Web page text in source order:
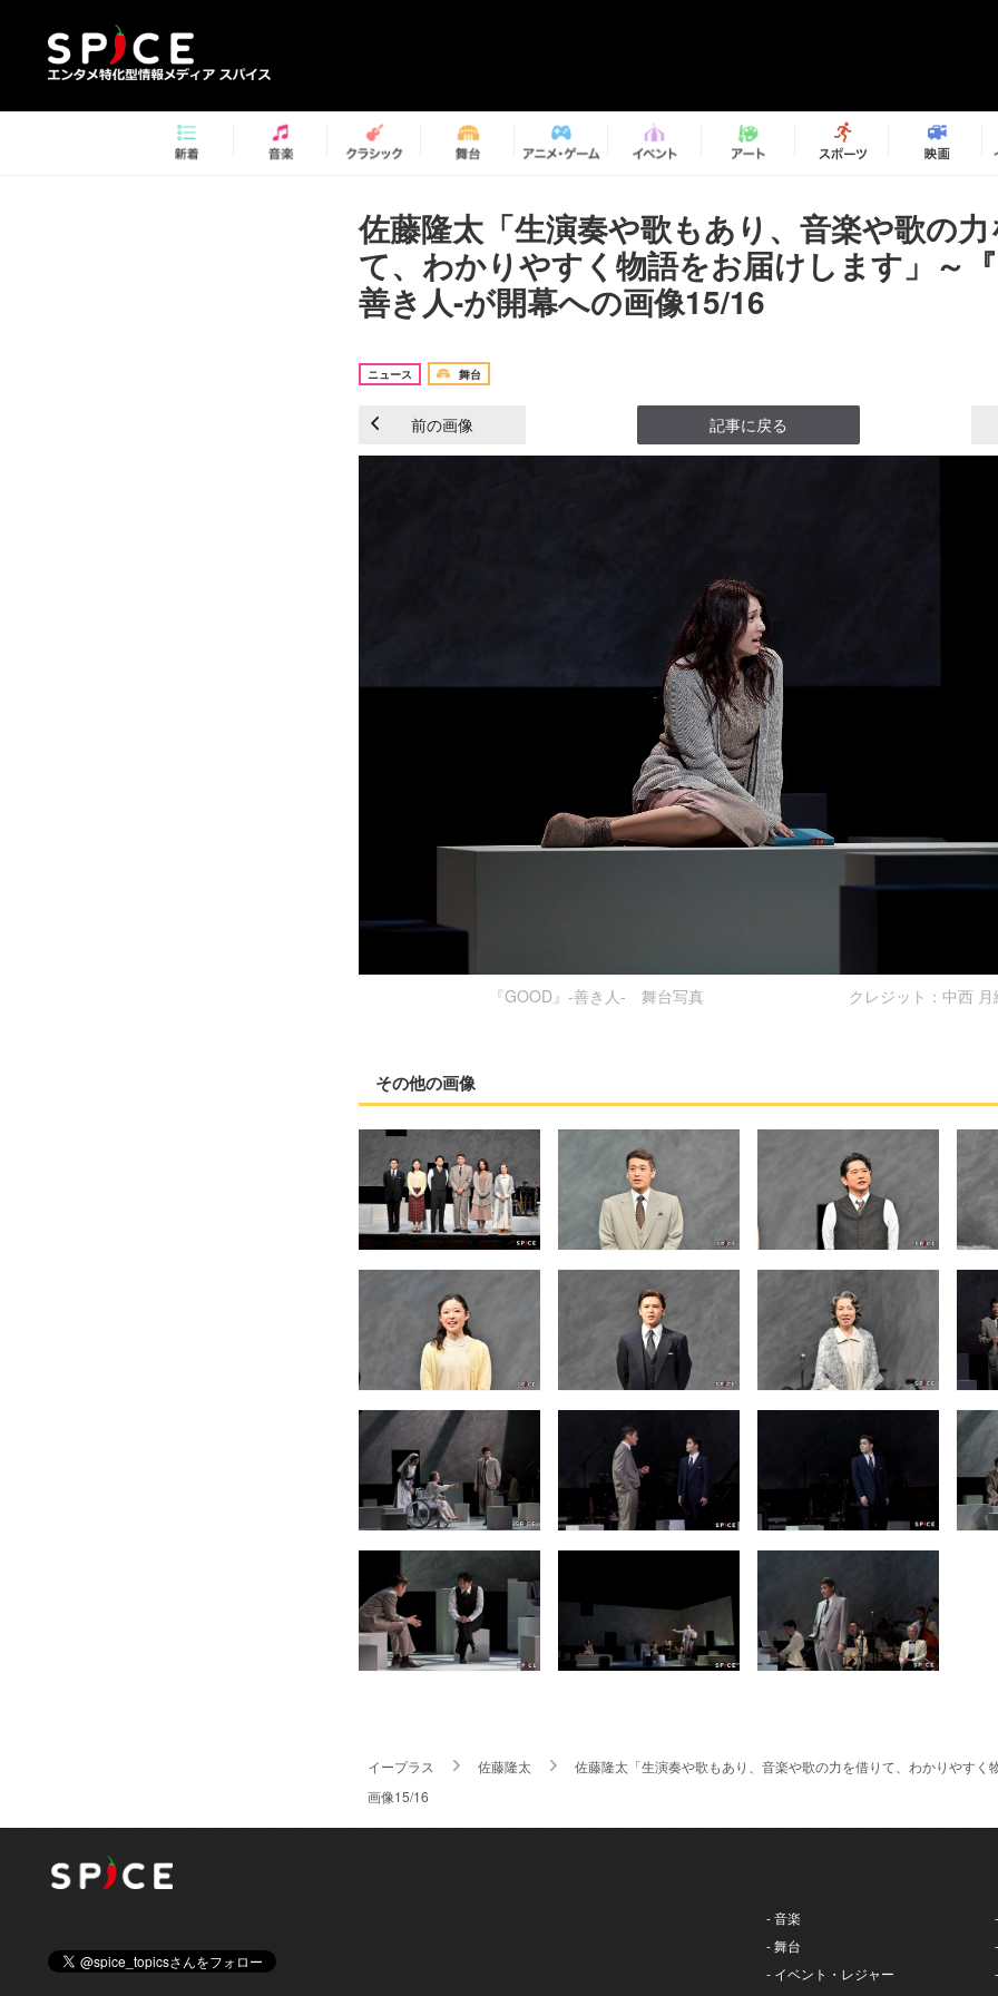
佐藤隆太「生演奏や歌もあり、音楽や歌の
て、わかりやすく物語をお届けします」～
善き人-が開幕への画像15/16
ニュース 舞台
前の画像 記事に戻る
『GOOD』-善き人- 舞台写真 クレジット：中西 月
その他の画像
イープラス 佐藤隆太
佐藤隆太「生演奏や歌もあり、音楽や歌の力を借りて、わかりやす
画像15/16
- 音楽
- 舞台
- イベント・レジャー